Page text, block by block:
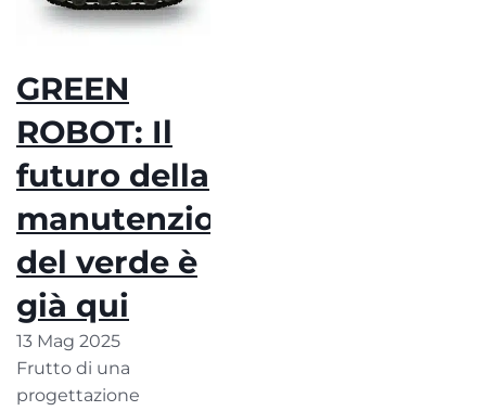
GREEN
ROBOT: Il
futuro della
manutenzione
del verde è
già qui
13 Mag 2025
Frutto di una
progettazione